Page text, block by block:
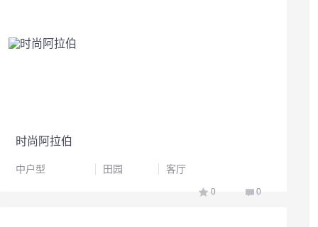
时尚阿拉伯
中户型 田园 客厅
0 0